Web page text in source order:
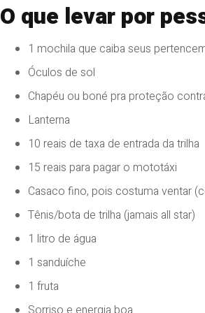
O que levar por
1 mochila que caiba seus
Óculos de sol
Chapéu ou boné pra proteção
Lanterna
10 reais de taxa de entrada da trilha
15 reais para pagar o mototáxi
Casaco fino, pois costuma ventar
Tênis/bota de trilha (jamais all star)
1 litro de água
1 sanduíche
1 fruta